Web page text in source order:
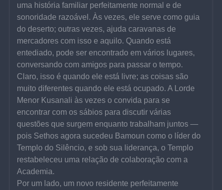
uma história familiar perfeitamente normal e de
sonoridade razoável. Às vezes, ele serve como guia
do deserto; outras vezes, ajuda caravanas de
mercadores com isso e aquilo. Quando está
entediado, pode ser encontrado em vários lugares,
conversando com amigos para passar o tempo.
Claro, isso é quando ele está livre; as coisas são
muito diferentes quando ele está ocupado. A Lorde
Menor Kusanali às vezes o convida para se
encontrar com os sábios para discutir várias
questões que surgem enquanto trabalham juntos —
pois Sethos agora sucedeu Bamoun como o líder do
Templo do Silêncio, e sob sua liderança, o Templo
restabeleceu uma relação de colaboração com a
Academia.
Por um lado, um novo residente perfeitamente